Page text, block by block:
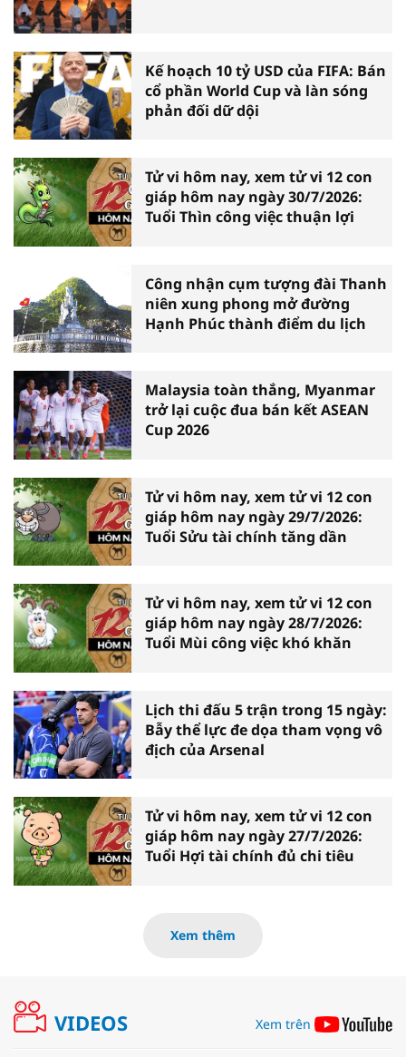
Kế hoạch 10 tỷ USD của FIFA: Bán
cổ phần World Cup và làn sóng
phản đối dữ dội
Tử vi hôm nay, xem tử vi 12 con
giáp hôm nay ngày 30/7/2026:
Tuổi Thìn công việc thuận lợi
Công nhận cụm tượng đài Thanh
niên xung phong mở đường
Hạnh Phúc thành điểm du lịch
Malaysia toàn thắng, Myanmar
trở lại cuộc đua bán kết ASEAN
Cup 2026
Tử vi hôm nay, xem tử vi 12 con
giáp hôm nay ngày 29/7/2026:
Tuổi Sửu tài chính tăng dần
Tử vi hôm nay, xem tử vi 12 con
giáp hôm nay ngày 28/7/2026:
Tuổi Mùi công việc khó khăn
Lịch thi đấu 5 trận trong 15 ngày:
Bẫy thể lực đe dọa tham vọng vô
địch của Arsenal
Tử vi hôm nay, xem tử vi 12 con
giáp hôm nay ngày 27/7/2026:
Tuổi Hợi tài chính đủ chi tiêu
Xem thêm
VIDEOS Xem trên